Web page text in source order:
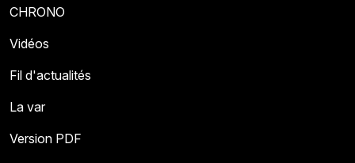
CHRONO
Vidéos
Fil d'actualités
La var
Version PDF